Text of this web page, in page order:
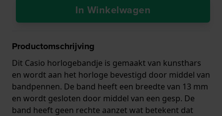
In Winkelwagen
Productomschrijving
Dit Casio horlogebandje is gemaakt van kunsthars
en wordt aan het horloge bevestigd door middel van
bandpennen. De band heeft een breedte van 13 mm
en wordt gesloten door middel van een gesp. De
band heeft geen rechte aanzet wat betekent dat